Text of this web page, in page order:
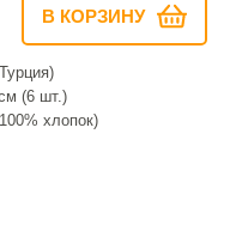
В КОРЗИНУ
(6 шт.)
хлопок)